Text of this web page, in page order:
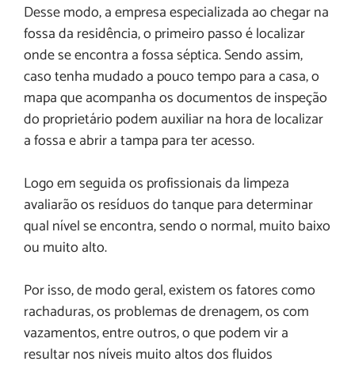
Desse modo, a empresa especializada ao chegar na
fossa da residência, o primeiro passo é localizar
onde se encontra a fossa séptica. Sendo assim,
caso tenha mudado a pouco tempo para a casa, o
mapa que acompanha os documentos de inspeção
do proprietário podem auxiliar na hora de localizar
a fossa e abrir a tampa para ter acesso.
Logo em seguida os profissionais da limpeza
avaliarão os resíduos do tanque para determinar
qual nível se encontra, sendo o normal, muito baixo
ou muito alto.
Por isso, de modo geral, existem os fatores como
rachaduras, os problemas de drenagem, os com
vazamentos, entre outros, o que podem vir a
resultar nos níveis muito altos dos fluidos